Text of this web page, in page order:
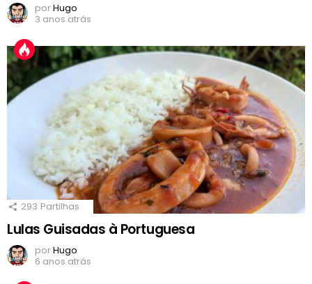
porHugo
3 anos atrás
293 Partilhas
Lulas Guisadas à Portuguesa
porHugo
6 anos atrás